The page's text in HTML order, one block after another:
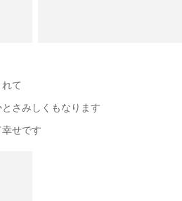
て
さみしくもなります
せです